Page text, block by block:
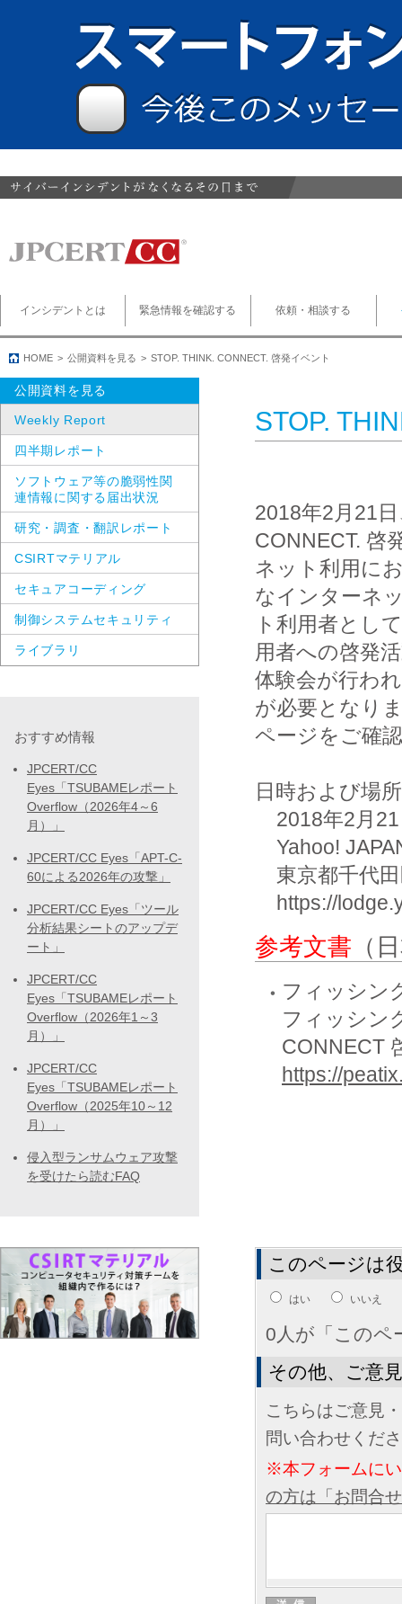
インシデントとは 緊急情報を確認する 依頼・相談する
HOME 公開資料を見る STOP. THINK. CONNECT. 啓発イベント
STOP.
2018年2月21
CONNECT. 啓
ネット利用に
なインターネ
ト利用者とし
用者への啓発
体験会が行わ
が必要となり
ページをご確
日時および場
https://
参考文書 （
フィッシン
フィッシン
CONNECT
https://
このページは
はい いいえ
0人が「このペ
その他、ご意
こちらはご意見
問い合わせくだ
※本フォームに
の方は「お問合
公開資料を見る
Weekly Report
四半期レポート
ソフトウェア等の脆弱性関
連情報に関する届出状況
研究・調査・翻訳レポート
CSIRTマテリアル
セキュアコーディング
制御システムセキュリティ
ライブラリ
おすすめ情報
JPCERT/CC
Eyes「TSUBAMEレポート
Overflow（2026年4～6
月）」
JPCERT/CC Eyes「APT-C-
60による2026年の攻撃」
JPCERT/CC Eyes「ツール
分析結果シートのアップデ
ート」
JPCERT/CC
Eyes「TSUBAMEレポート
Overflow（2026年1～3
月）」
JPCERT/CC
Eyes「TSUBAMEレポート
Overflow（2025年10～12
月）」
侵入型ランサムウェア攻撃
を受けたら読むFAQ